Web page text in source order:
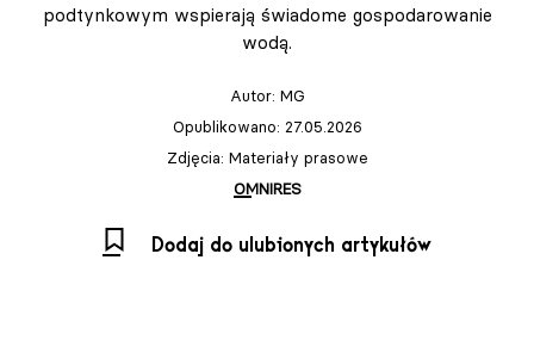
podtynkowym wspierają świadome gospodarowanie
wodą.
Autor: MG
Opublikowano: 27.05.2026
Zdjęcia: Materiały prasowe
OMNIRES
Dodaj do ulubionych artykułów